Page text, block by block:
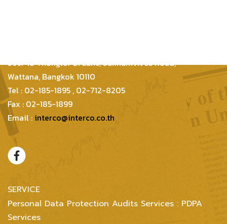
399/48 Thonglor 21 Lane, Sukhumvit 55 Road,
Wattana, Bangkok 10110
Tel : 02-185-1895 , 02-712-8205
Fax : 02-185-1899
Email : interco@interco.co.th
SERVICE
Personal Data Protection Audits Services : PDPA
Services